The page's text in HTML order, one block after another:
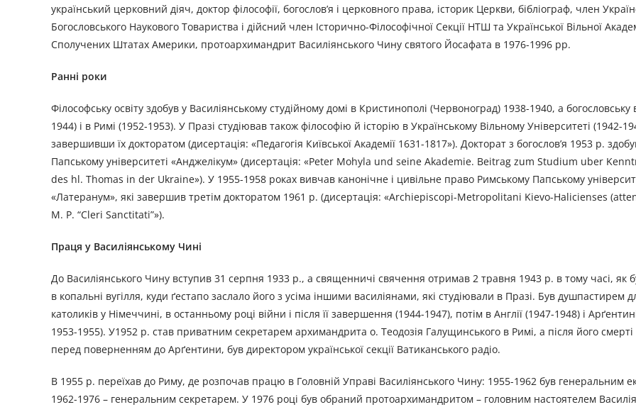
український церковний діяч, доктор філософії, богослов’я і церковного права, історик Церкви, бібліограф, член
Богословського Наукового Товариства і дійсний член Історично-Філософічної Секції НТШ та Української Вільної
Сполучених Штатах Америки, протоархимандрит Василіянського Чину святого Йосафата в 1976-1996 рр.
Ранні роки
Філософську освіту здобув у Василіянському студійному домі в Кристинополі (Червоноград) 1938-1940, а богословську
1944) і в Римі (1952-1953). У Празі студіював також філософію й історію в Українському Вільному Університеті (1942-
завершивши їх докторатом (дисертація: «Педагогія Київської Академії 1631-1817»). Докторат з богослов’я 1953 р.
Папському університеті «Анджелікум» (дисертація: «Peter Mohyla und seine Akademie. Beitrag zum Studium uber
des hl. Thomas in der Ukraine»). У 1955-1958 роках вивчав канонічне і цивільне право Римському Папському
«Латеранум», які завершив третім докторатом 1961 р. (дисертація: «Archiepiscopi-Metropolitani Kievo-Halicienses
М. Р. “Cleri Sanctitati”»).
Праця у Василіянському Чині
До Василіянського Чину вступив 31 серпня 1933 р., а священничі свячення отримав 2 травня 1943 р. в тому часі, як
в копальні вугілля, куди ґестапо заслало його з усіма іншими василіянами, які студіювали в Празі. Був душпастирем
католиків у Німеччині, в останньому році війни і після її завершення (1944-1947), потім в Англії (1947-1948) і
1953-1955). У1952 р. став приватним секретарем архимандрита о. Теодозія Галущинського в Римі, а після його смерті
перед поверненням до Арґентини, був директором української секції Ватиканського радіо.
В 1955 р. переїхав до Риму, де розпочав працю в Головній Управі Василіянського Чину: 1955-1962 був генеральним
1962-1976 – генеральним секретарем. У 1976 році був обраний протоархимандритом – головним настоятелем